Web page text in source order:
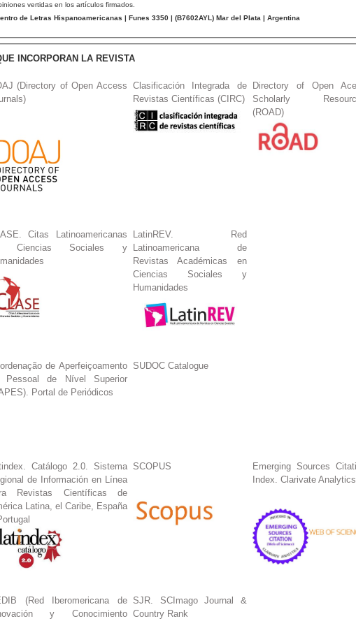
vertidas en los artículos firmados.
de Letras Hispanoamericanas | Funes 3350 | (B7602AYL ) Mar del Plata | Argentina
INCORPORAN LA REVISTA
(Directory of Open Access Clasificación Integrada de
Revistas Científicas (CIRC)
Directory of Open
Scholarly
(ROAD)
Citas Latinoamericanas
Ciencias Sociales y
LatinREV. Red
Latinoamericana de
Revistas Académicas en
Ciencias Sociales y
Humanidades
de Aperfeiçoamento
Pessoal de Nível Superior
Portal de Periódicos
SUDOC Catalogue
Catálogo 2.0. Sistema
de Información en Línea
Revistas Científicas de
Latina, el Caribe, España
SCOPUS
Emerging Sources
Index. Clarivate Analytics
(Red Iberomericana de
y Conocimiento
SJR. SCImago Journal &
Country Rank